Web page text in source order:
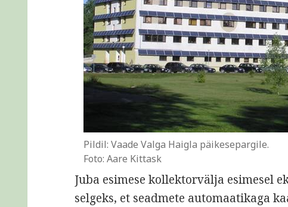
Pildil: Vaade Valga Haigla päikesepargile.
Foto: Aare Kittask
Juba esimese kollektorvälja esimesel
selgeks, et seadmete automaatikaga